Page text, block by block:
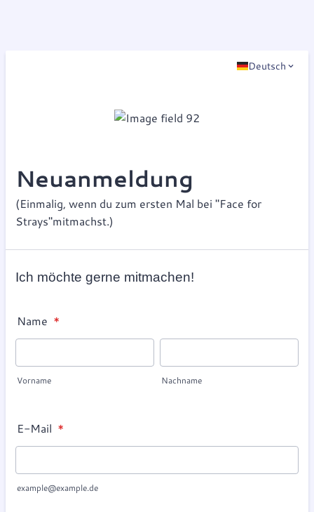
Deutsch
Neuanmeldung
(Einmalig, wenn du zum ersten Mal bei "Face for
Strays"mitmachst.)
Ich möchte gerne mitmachen!
Name *
Vorname Nachname
E-Mail *
example@example.de